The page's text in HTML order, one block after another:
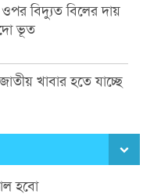
বিদ্যুত বিলের দায়
ভূত
খাবার হতে যাচ্ছে
হবো